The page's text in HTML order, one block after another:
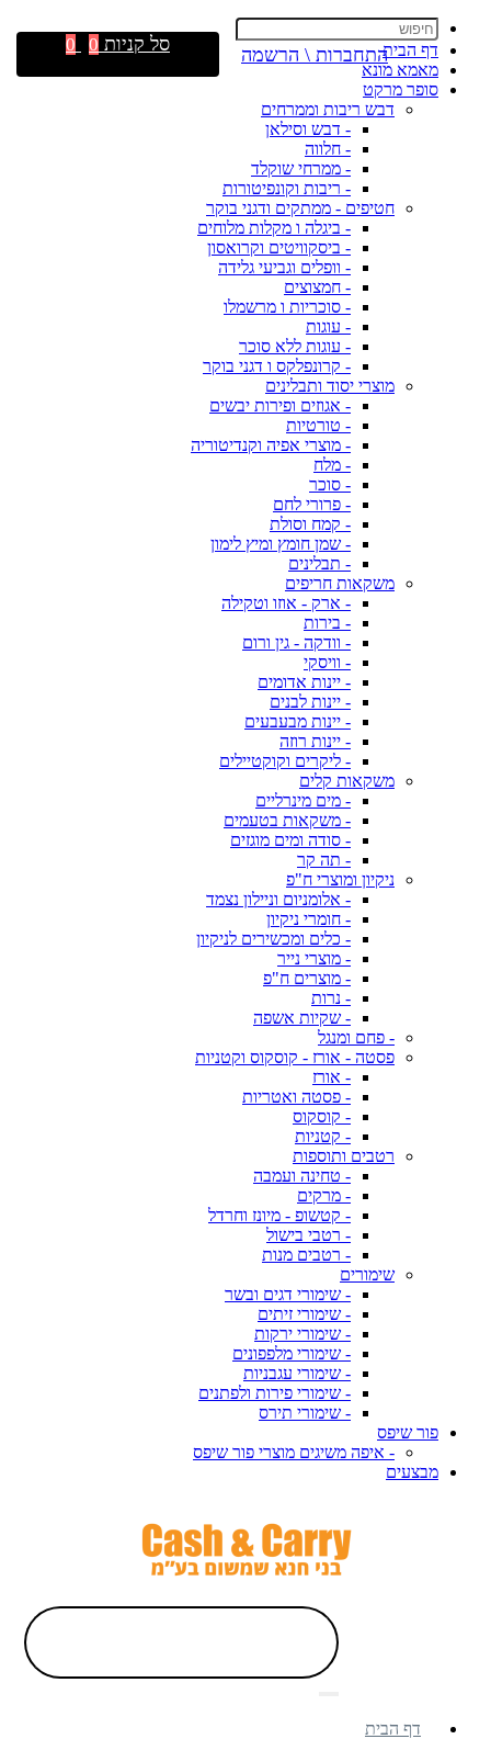
דף הבית
מאמא מונא
סופר מרקט
דבש ריבות וממרחים
- דבש וסילאן
- חלווה
- ממרחי שוקלד
- ריבות וקונפיטורות
חטיפים - ממתקים ודגני בוקר
- ביגלה ו מקלות מלוחים
- ביסקוויטים וקרואסון
- וופלים וגביעי גלידה
- חמצוצים
- סוכריות ו מרשמלו
- עוגות
- עוגות ללא סוכר
- קרונפלקס ו דגני בוקר
מוצרי יסוד ותבלינים
- אגוזים ופירות יבשים
- טורטיות
- מוצרי אפיה וקנדיטוריה
- מלח
- סוכר
- פרורי לחם
- קמח וסולת
- שמן חומץ ומיץ לימון
- תבלינים
משקאות חריפים
- ארק - אוזו וטקילה
- בירות
- וודקה - גין ורום
- וויסקי
- יינות אדומים
- יינות לבנים
- יינות מבעבעים
- יינות רוזה
- ליקרים וקוקטיילים
משקאות קלים
- מים מינרליים
- משקאות בטעמים
- סודה ומים מוגזים
- תה קר
ניקיון ומוצרי ח"פ
- אלומניום וניילון נצמד
- חומרי ניקיון
- כלים ומכשירים לניקיון
- מוצרי נייר
- מוצרים ח"פ
- נרות
- שקיות אשפה
- פחם ומנגל
פסטה - אורז - קוסקוס וקטניות
- אורז
- פסטה ואטריות
- קוסקוס
- קטניות
רטבים ותוספות
- טחינה ועמבה
- מרקים
- קטשופ - מיונז וחרדל
- רטבי בישול
- רטבים מנות
שימורים
- שימורי דגים ובשר
- שימורי זיתים
- שימורי ירקות
- שימורי מלפפונים
- שימורי עגבניות
- שימורי פירות ולפתנים
- שימורי תירס
פור שיפס
- איפה משיגים מוצרי פור שיפס
מבצעים
התחברות \ הרשמה סל קניות 0
0
דף הבית